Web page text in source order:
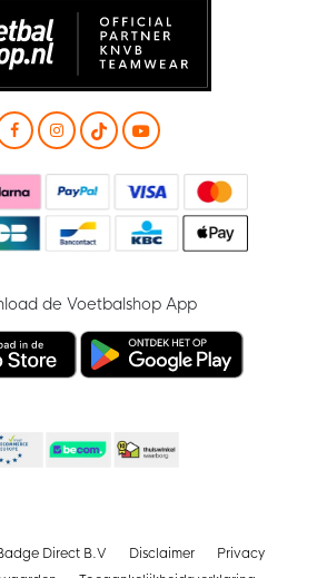
de Voetbalshop App
Direct B.V Disclaimer
Privacy